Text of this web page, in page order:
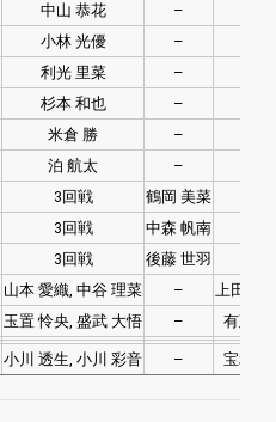
中山 恭花 –
小林 光優 –
利光 里菜 –
杉本 和也 –
米倉 勝 –
泊 航太 –
3回戦
鶴岡 美菜
3回戦
中森 帆南
3回戦
後藤 世羽
山本 愛織, 中谷 理菜 –
上田 果
玉置 怜央, 盛武 大悟 – 有延
小川 透生, 小川 彩音 – 宝利